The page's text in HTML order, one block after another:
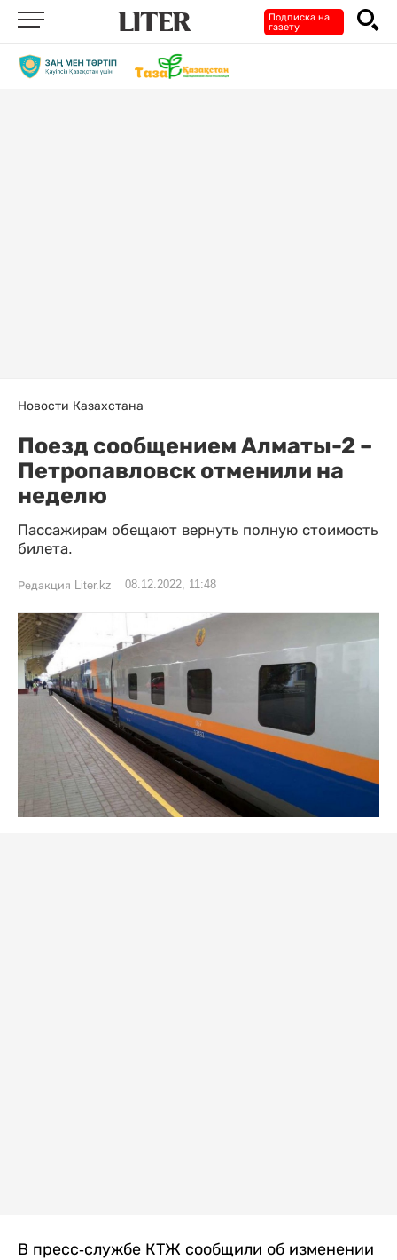
Подписка на
газету
Новости Казахстана
Поезд сообщением Алматы-2 –
Петропавловск отменили на
неделю
Пассажирам обещают вернуть полную стоимость
билета.
Редакция Liter.kz 08.12.2022, 11:48
В пресс-службе КТЖ сообщили об изменении